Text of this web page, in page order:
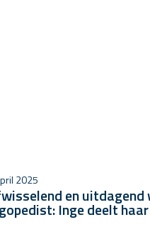
2025
en uitdagend
Inge deelt